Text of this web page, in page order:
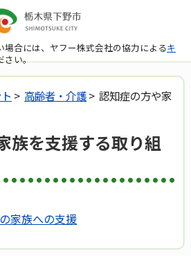
合には、ヤフー株式会社の協力によるキ
さい。
> 高齢者・介護> 認知症の方や家
族を支援する取り組
家族への支援